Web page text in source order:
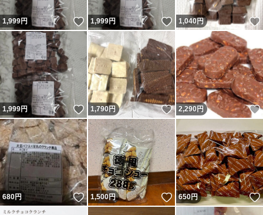
1,999円 いいね！
1,999円 いいね！
1,040円
1,999円 いいね！
1,790円 いいね！
2,290 円
680円 いいね！
1,500円 いいね！
650円